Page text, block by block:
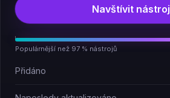
Navštívit nástroj
Populárnější než 97 % nástrojů
Přidáno